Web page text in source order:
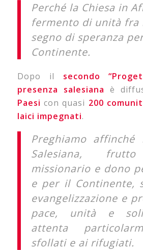
Perché la Chiesa in
fermento di unità fra
segno di speranza
Continente.
Dopo il secondo
presenza salesiana è
Paesi con quasi 200
laici impegnati.
Preghiamo affinché
Salesiana,
missionario e dono
e per il Continente,
evangelizzazione e
pace, unità e
attenta
sfollati e ai rifugiati.